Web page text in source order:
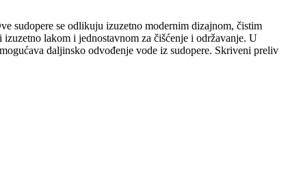
sudopere se odlikuju izuzetno modernim dizajnom, čistim
lakom i jednostavnom za čišćenje i održavanje. U
daljinsko odvođenje vode iz sudopere. Skriveni preliv